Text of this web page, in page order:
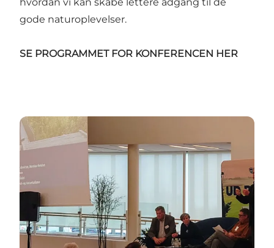
gode naturoplevelser.
SE PROGRAMMET FOR KONFERENCEN HER